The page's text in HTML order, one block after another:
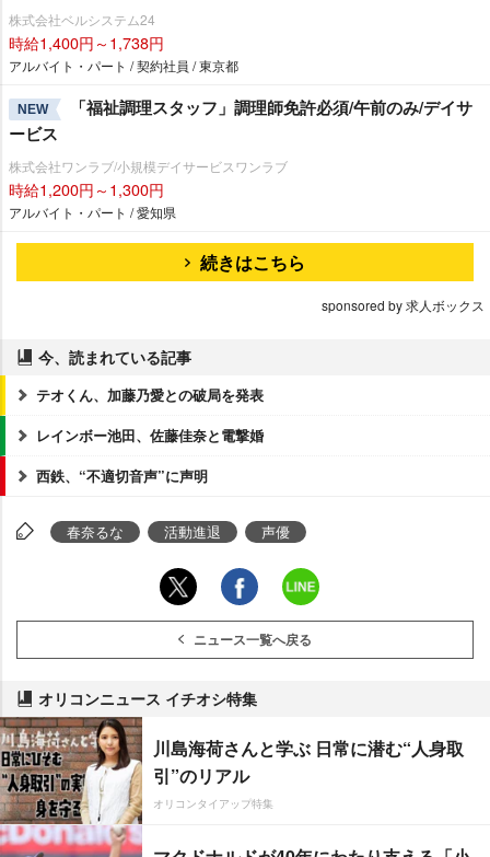
株式会社ベルシステム24
時給1,400円～1,738円
アルバイト・パート / 契約社員 / 東京都
NEW
「福祉調理スタッフ」調理師免許必須/午前のみ/デイサ
ービス
株式会社ワンラブ/小規模デイサービスワンラブ
時給1,200円～1,300円
アルバイト・パート / 愛知県
続きはこちら
sponsored by 求人ボックス
今、読まれている記事
テオくん、加藤乃愛との破局を発表
レインボー池田、佐藤佳奈と電撃婚
西鉄、“不適切音声”に声明
春奈るな 活動進退 声優
ニュース一覧へ戻る
オリコンニュース イチオシ特集
川島海荷さんと学ぶ 日常に潜む“人身取
引”のリアル
オリコンタイアップ特集